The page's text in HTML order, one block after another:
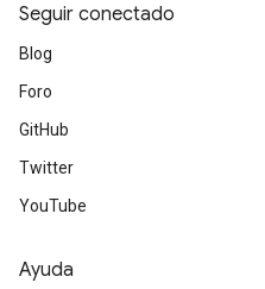
Seguir conectado
Blog
Foro
GitHub
Twitter
YouTube
Ayuda